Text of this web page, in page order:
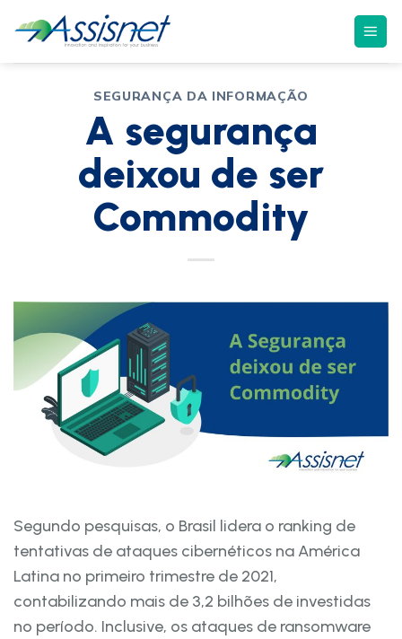
SEGURANÇA DA INFORMAÇÃO
A segurança
deixou de ser
Commodity
Segundo pesquisas, o Brasil lidera o ranking de
tentativas de ataques cibernéticos na América
Latina no primeiro trimestre de 2021,
contabilizando mais de 3,2 bilhões de investidas
no período. Inclusive, os ataques de ransomware